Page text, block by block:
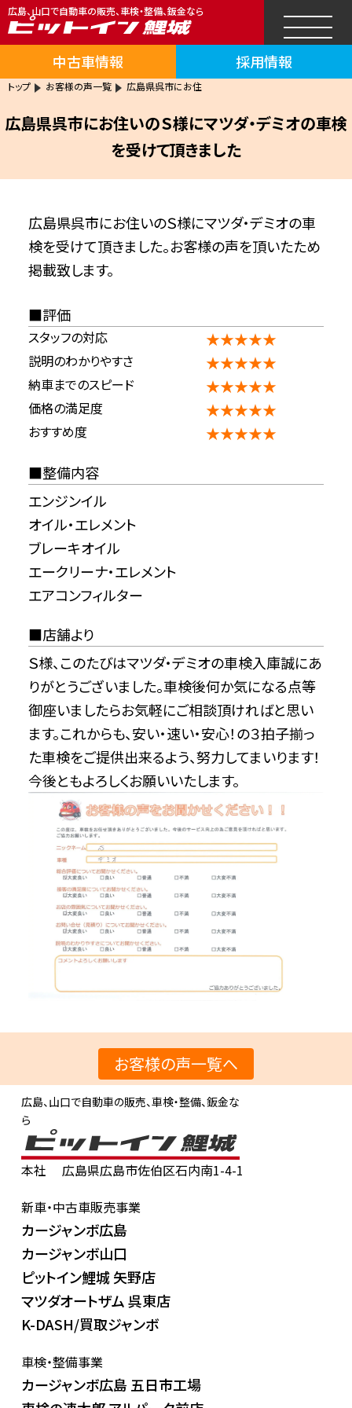
広島、山口で自動車の販売、車検・整備、鈑金なら
中古車情報 採用情報
トップ お客様の声一覧 広島県呉市にお住
広島県呉市にお住いのＳ様にマツダ・デミオの車検
を受けて頂きました
広島県呉市にお住いのＳ様にマツダ・デミオの車
検を受けて頂きました。お客様の声を頂いたため
掲載致します。
評価
スタッフの対応 ★★★★★
説明のわかりやすさ ★★★★★
納車までのスピード ★★★★★
価格の満足度 ★★★★★
おすすめ度
★★★★★
整備内容
エンジンイル
オイル・エレメント
ブレーキオイル
エークリーナ・エレメント
エアコンフィルター
店舗より
Ｓ様、このたびはマツダ・デミオの車検入庫誠にあ
りがとうございました。車検後何か気になる点等
御座いましたらお気軽にご相談頂ければと思い
ます。これからも、安い・速い・安心！の３拍子揃っ
た車検をご提供出来るよう、努力してまいります！
今後ともよろしくお願いいたします。
お客様の声一覧へ
広島、山口で自動車の販売、車検・整備、鈑金な
ら
本社
広島県広島市佐伯区石内南1-4-1
新車・中古車販売事業
カージャンボ広島
カージャンボ山口
ピットイン鯉城 矢野店
マツダオートザム 呉東店
K-DASH/買取ジャンボ
車検・整備事業
カージャンボ広島 五日市工場